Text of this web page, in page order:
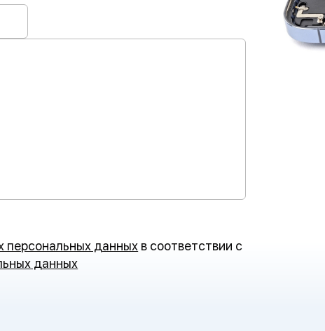
персональных данных в соответствии с
данных